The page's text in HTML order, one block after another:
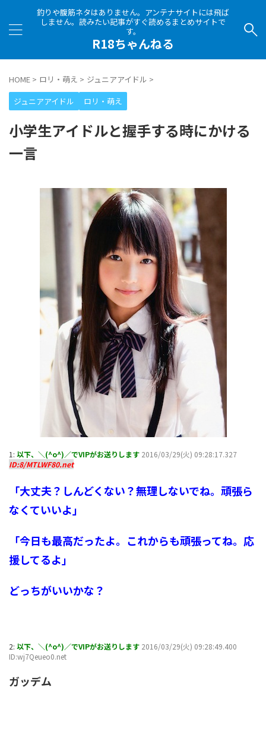
釣りや腹筋ネタはありません。アンテナサイトには飛ば
しません。読みたい記事がすぐ読めるまとめサイトで
す。
R18ちゃんねる
HOME > ロリ・萌え > ジュニアアイドル >
ジュニアアイドル
ロリ・萌え
小学生アイドルと握手する時にかける
一言
1: 以下、＼(^o^)／でVIPがお送りします 2016/03/29(火) 09:28:17.327
ID:8/MTLWF80.net
「大丈夫？しんどくない？無理しないでね。頑張ら
なくていいよ」
「今日も最高だったよ。これからも頑張ってね。応
援してるよ」
どっちがいいかな？
2: 以下、＼(^o^)／でVIPがお送りします 2016/03/29(火) 09:28:49.400
ID:wj7Qeueo0.net
ガッデム